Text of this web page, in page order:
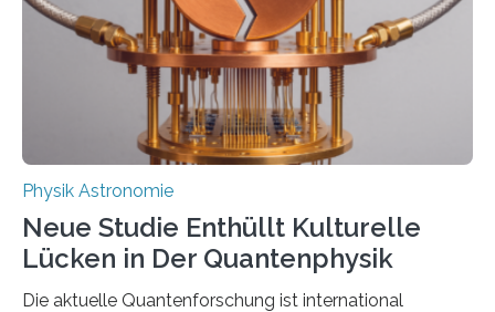
Der lange diskutierte Thorium-Kernübergang wurde
gefunden. Kurz darauf konnte man zeigen, dass sich
Thorium tatsächlich nutzen lässt, um hochpräzise…
Physik Astronomie
Neue Studie Enthüllt Kulturelle
Lücken in Der Quantenphysik
Die aktuelle Quantenforschung ist international